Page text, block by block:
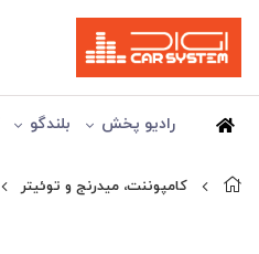
رادیو پخش بلندگو
کامپوننت، میدرنج و توئیتر